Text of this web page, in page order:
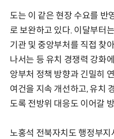
도는 이 같은 현장 수요를 반
로 보완하고 있다. 이달부터
기관 및 중앙부처를 직접 찾
나서는 등 유치 경쟁력 강화
앙부처 정책 방향과 긴밀히
여건을 지속 개선하고, 유치
도록 전방위 대응도 이어갈
노홍석 전북자치도 행정부지